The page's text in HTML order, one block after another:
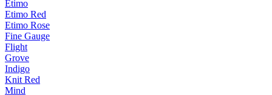
Etimo
Etimo Red
Etimo Rose
Fine Gauge
Flight
Grove
Indigo
Knit Red
Mind